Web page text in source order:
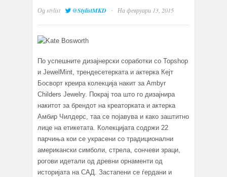
Одstylist @StylistMKD · На февруари 13, 2015
По успешните дизајнерски соработки со Topshop
и JewelMint, трендесетерката и актерка Кејт
Босворт креира колекција накит за Ambyr
Childers Jewelry. Покрај тоа што го дизајнира
накитот за брендот на креаторката и актерка
Амбир Чилдерс, таа се појавува и како заштитно
лице на етикетата. Колекцијата содржи 22
парчиња кои се украсени со традиционални
американски симболи, стрела, сончеви зраци,
рогови идетали од древни орнаменти од
историјата на САД. Застапени се ѓердани и